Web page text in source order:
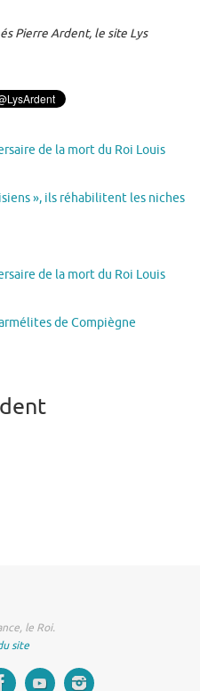
Pierre Ardent, le site Lys
de la mort du Roi Louis
», ils réhabilitent les niches
de la mort du Roi Louis
de Compiègne
le Roi.
site